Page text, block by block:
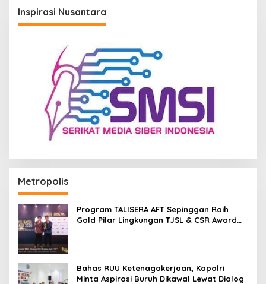
Inspirasi Nusantara
Metropolis
Program TALISERA AFT Sepinggan Raih
Gold Pilar Lingkungan TJSL & CSR Award
Bahas RUU Ketenagakerjaan, Kapolri
Minta Aspirasi Buruh Dikawal Lewat Dialog